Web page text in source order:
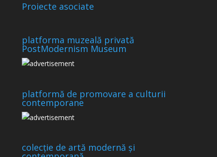
Proiecte asociate
platforma muzeală privată
PostModernism Museum
platformă de promovare a culturii
contemporane
colecție de artă modernă și